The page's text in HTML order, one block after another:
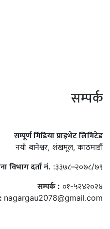
सम्पर्क
सम्पूर्ण मिडिया प्राइभेट लिमिटेड
नयाँ बानेश्वर, शंखमूल, काठमाडौं
विभाग दर्ता नं. :३३७८–२०७८/७९
सम्पर्क : ०१-५२४२०२४
nagargau2078@gmail.com